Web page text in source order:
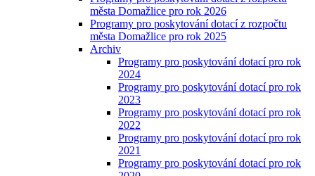
města Domažlice pro rok 2026
Programy pro poskytování dotací z rozpočtu
města Domažlice pro rok 2025
Archiv
Programy pro poskytování dotací pro rok
2024
Programy pro poskytování dotací pro rok
2023
Programy pro poskytování dotací pro rok
2022
Programy pro poskytování dotací pro rok
2021
Programy pro poskytování dotací pro rok